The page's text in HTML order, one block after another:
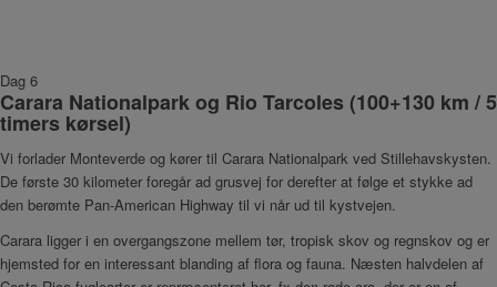
Dag 6
Carara Nationalpark og Rio Tarcoles (100+130 km / 5
timers kørsel)
Vi forlader Monteverde og kører til Carara Nationalpark ved Stillehavskysten.
De første 30 kilometer foregår ad grusvej for derefter at følge et stykke ad
den berømte Pan-American Highway til vi når ud til kystvejen.
Carara ligger i en overgangszone mellem tør, tropisk skov og regnskov og er
hjemsted for en interessant blanding af flora og fauna. Næsten halvdelen af